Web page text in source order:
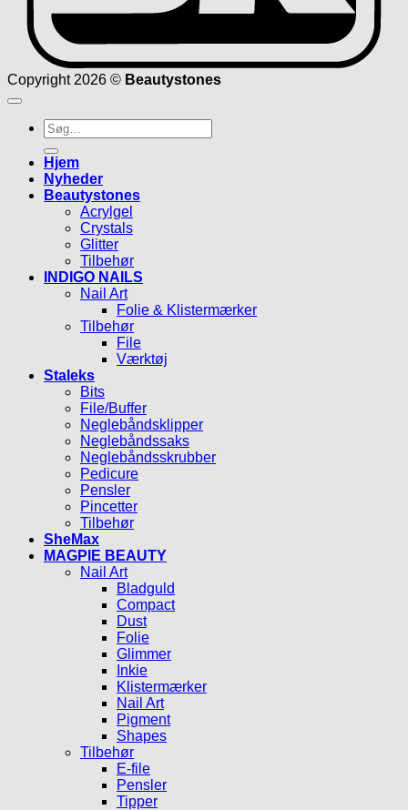
Copyright 2026 © Beautystones
Søg
efter:
Hjem
Nyheder
Beautystones
Acrylgel
Crystals
Glitter
Tilbehør
INDIGO NAILS
Nail Art
Folie & Klistermærker
Tilbehør
File
Værktøj
Staleks
Bits
File/Buffer
Neglebåndsklipper
Neglebåndssaks
Neglebåndsskrubber
Pedicure
Pensler
Pincetter
Tilbehør
SheMax
MAGPIE BEAUTY
Nail Art
Bladguld
Compact
Dust
Folie
Glimmer
Inkie
Klistermærker
Nail Art
Pigment
Shapes
Tilbehør
E-file
Pensler
Tipper